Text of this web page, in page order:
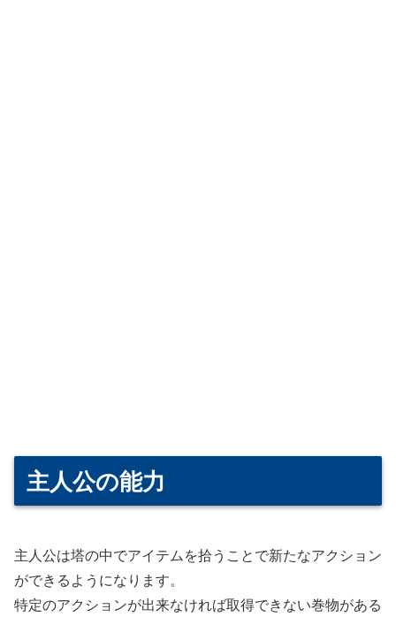
主人公の能力
主人公は塔の中でアイテムを拾うことで新たなアクション
ができるようになります。
特定のアクションが出来なければ取得できない巻物がある